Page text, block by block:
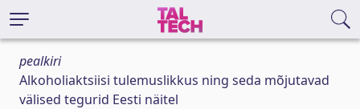
pealkiri
Alkoholiaktsiisi tulemuslikkus ning seda mõjutavad
välised tegurid Eesti näitel